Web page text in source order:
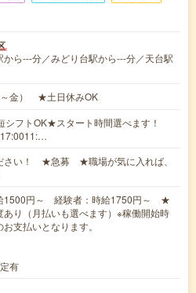
から---分／みどり台駅から---分／天台駅
～金） ★土日休みOK
フトOK★スタート時間選べます！
さい！ ★急募 ★職場が気に入れば、
1500円～ 経験者：時給1750円～ ★
あり（月払いも選べます）※稼働開始時
支払いとなります。
有